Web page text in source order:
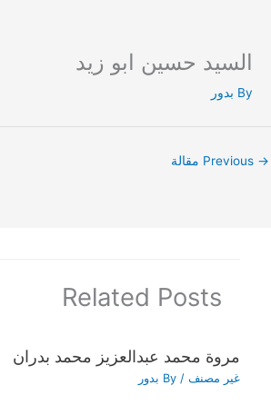
content
السيد حسين ابو زيد
By بدور
→
Related Posts
مروة محمد عبدالعزيز محمد بدران
غير مصنف / By بدور